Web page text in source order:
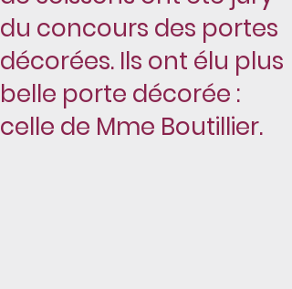
du concours des portes
décorées. Ils ont élu plus
belle porte décorée :
celle de Mme Boutillier.